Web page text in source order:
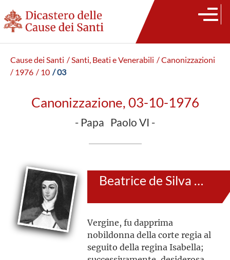
Cause dei Santi / Santi, Beati e Venerabili / Canonizzazioni
/ 1976 / 10 / 03
Canonizzazione, 03-10-1976
- Papa Paolo VI -
Beatrice de Silva Meneses
Vergine, fu dapprima
nobildonna della corte regia al
seguito della regina Isabella;